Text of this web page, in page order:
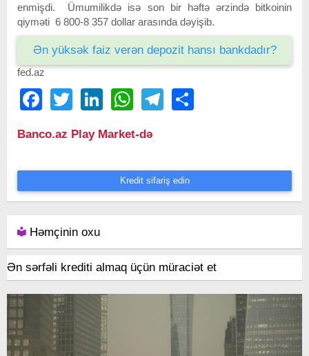
enmişdi. Ümumilikdə isə son bir həftə ərzində bitkoinin
qiyməti 6 800-8 357 dollar arasında dəyişib.
Ən yüksək faiz verən depozit hansı bankdadır?
fed.az
FacebookTwitter LinkedIn WhatsAppTelegram
Banco.az Play Market-də
Kredit sifariş edin
Həmçinin oxu
Ən sərfəli krediti almaq üçün müraciət et